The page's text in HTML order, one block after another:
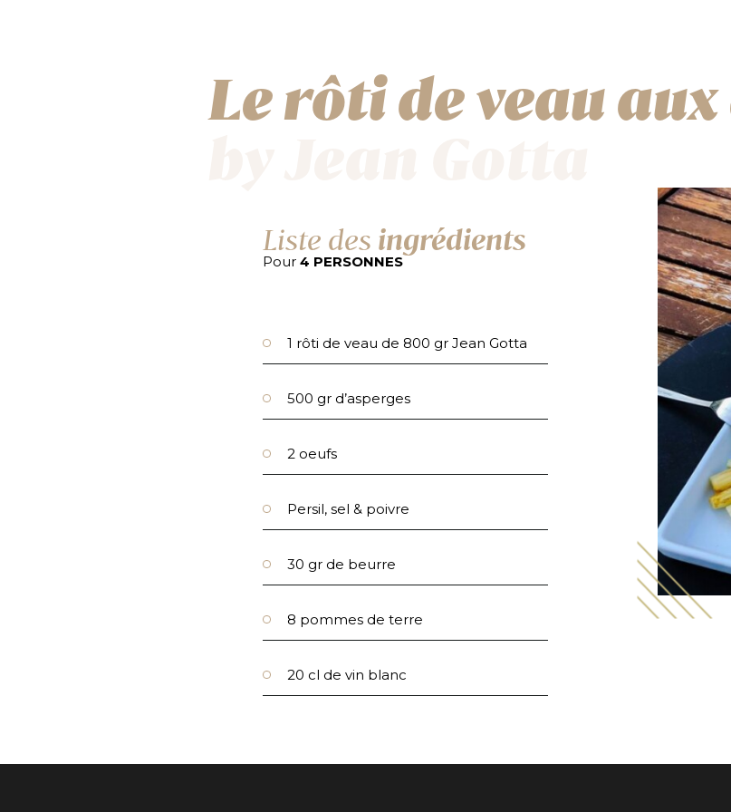
Le rôti de veau
Liste des ingrédients
Pour4 PERSONNES
1 rôti de veau de 800 gr Jean Gotta
500 gr d’asperges
2 oeufs
Persil, sel & poivre
30 gr de beurre
8 pommes de terre
20 cl de vin blanc